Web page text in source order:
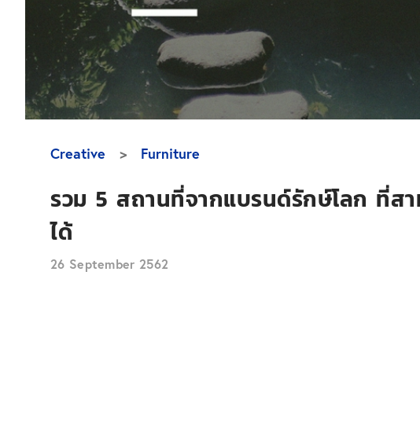
Creative Furniture
รวม 5 สถานที่จากแบรนด์รักษ์โลก ที่สา
ได้
26 September 2562